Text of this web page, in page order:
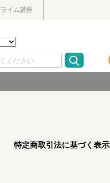
イム講座
特定商取引法に基づく表示